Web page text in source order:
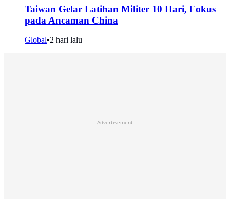
Taiwan Gelar Latihan Militer 10 Hari, Fokus
pada Ancaman China
Global•2 hari lalu
Advertisement